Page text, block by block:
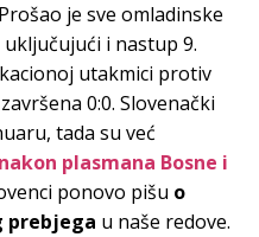
je sve omladinske
uključujući i nastup 9.
utakmici protiv
0:0. Slovenački
tada su već
nakon plasmana Bosne i
ponovo pišu o
prebjega u naše redove.